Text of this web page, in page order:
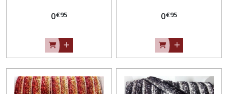
GLITTER - Vendu au mètre
0€95
Vendu au mètre
0€95